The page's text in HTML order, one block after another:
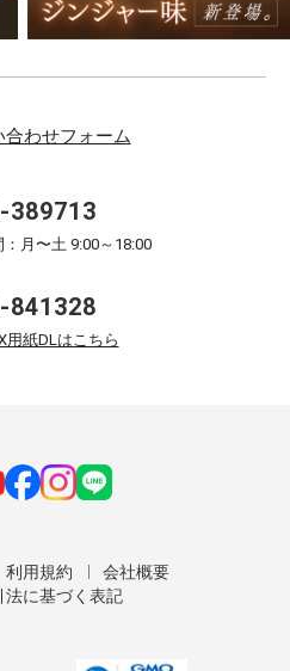
合わせフォーム
389713
月〜土 9:00～18:00
841328
用紙DLはこちら
利用規約
会社概要
法に基づく表記